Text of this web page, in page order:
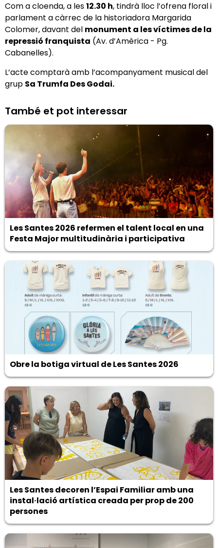
Com a cloenda, a les12.30 h, tindrà lloc l’ofrena floral i
parlament a càrrec de la historiadora Margarida
Colomer, davant del monument a les víctimes de la
repressió franquista (Av. d’Amèrica - Pg.
Cabanelles).
L’acte comptarà amb l’acompanyament musical del
grup Sa Trumfa Des Godai.
També et pot interessar
Les Santes 2026 refermen el talent local en una
Festa Major multitudinària i participativa
Obre la botiga virtual de Les Santes 2026
Les Santes decoren l’Espai Familiar amb una
instal·lació artística creada per prop de 200
persones